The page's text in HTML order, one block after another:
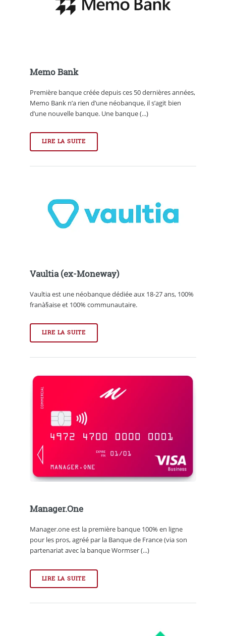
Memo Bank
Première banque créée depuis ces 50 dernières années,
Memo Bank n’a rien d’une néobanque, il s’agit bien
d’une nouvelle banque. Une banque (...)
LIRE LA SUITE
Vaultia (ex-Moneway)
Vaultia est une néobanque dédiée aux 18-27 ans, 100%
franà§aise et 100% communautaire.
LIRE LA SUITE
Manager.One
Manager.one est la première banque 100% en ligne
pour les pros, agréé par la Banque de France (via son
partenariat avec la banque Wormser (...)
LIRE LA SUITE